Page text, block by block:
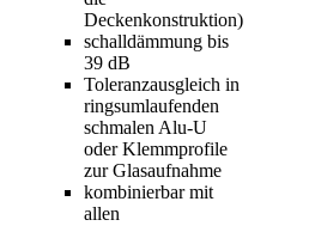
Deckenkonstruktion)
schalldämmung bis
39 dB
Toleranzausgleich in
ringsumlaufenden
schmalen Alu-U
oder Klemmprofile
zur Glasaufnahme
kombinierbar mit
allen